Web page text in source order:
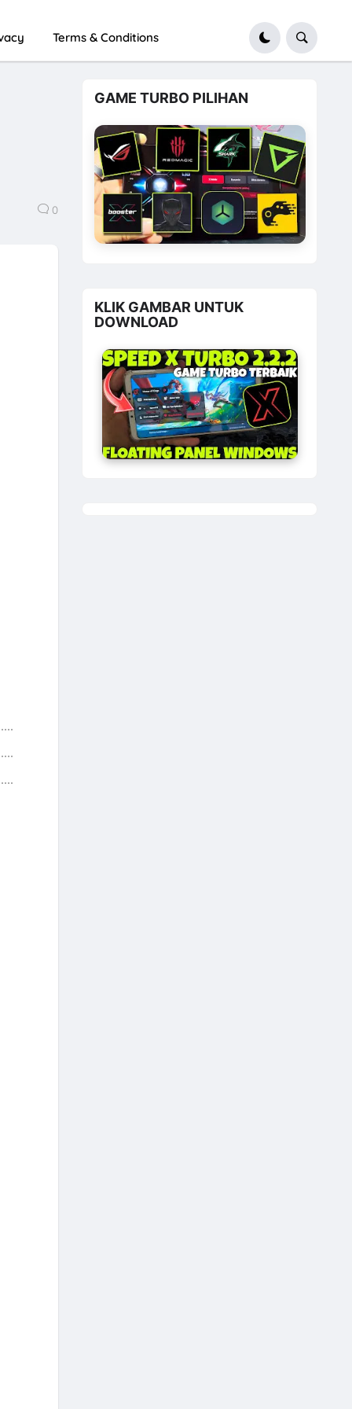
Terms & Conditions
0
GAME TURBO PILIHAN
KLIK GAMBAR UNTUK
DOWNLOAD